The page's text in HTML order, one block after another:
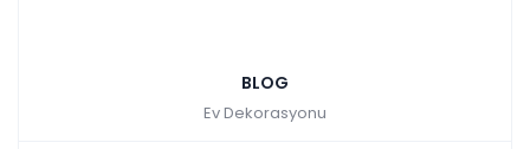
BLOG
Ev Dekorasyonu